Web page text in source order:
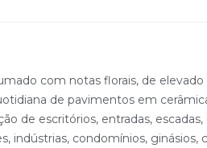
com notas florais, de
de pavimentos em
escritórios, entradas,
condomínios,